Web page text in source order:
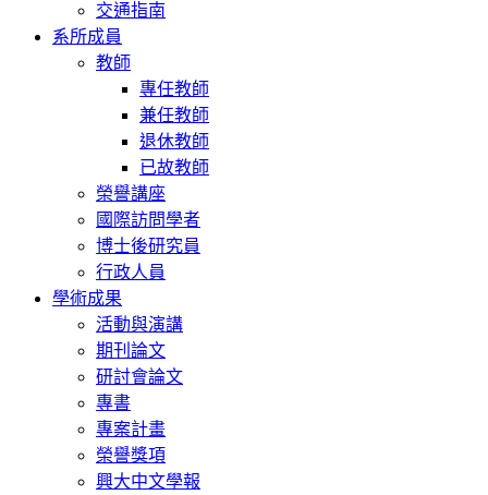
交通指南
系所成員
教師
專任教師
兼任教師
退休教師
已故教師
榮譽講座
國際訪問學者
博士後研究員
行政人員
學術成果
活動與演講
期刊論文
研討會論文
專書
專案計畫
榮譽獎項
興大中文學報